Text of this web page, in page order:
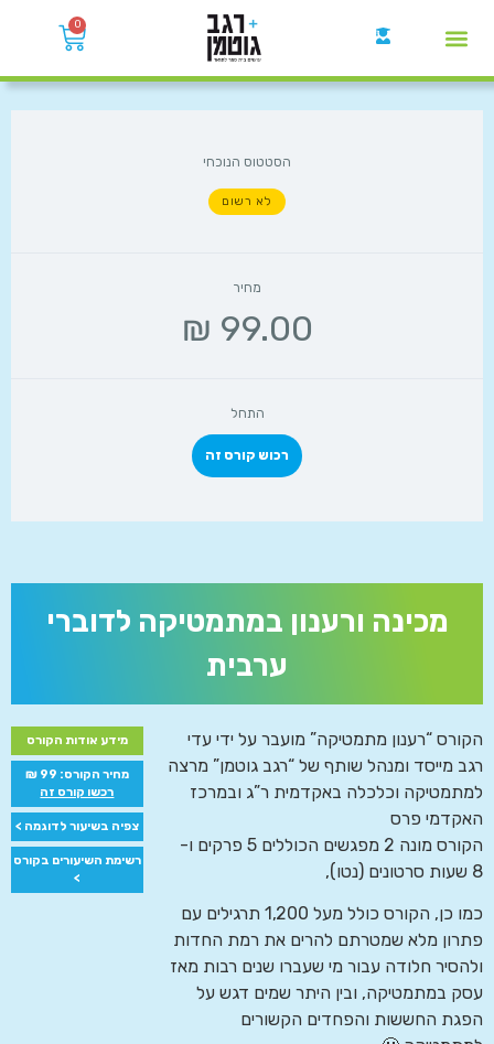
0
הסטטוס הנוכחי
לא רשום
מחיר
התחל
רכוש קורס זה
מכינה ורענון במתמטיקה לדוברי
ערבית
מידע אודות הקורס
מחיר הקורס: 99 ₪
רכשו קורס זה
צפיה בשיעור לדוגמה >
רשימת השיעורים בקורס
>
הקורס “רענון מתמטיקה” מועבר על ידי עדי
רגב מייסד ומנהל שותף של “רגב גוטמן” מרצה
למתמטיקה וכלכלה באקדמית ר”ג ובמרכז
האקדמי פרס
הקורס מונה 2 מפגשים הכוללים 5 פרקים ו-
8 שעות סרטונים (נטו),
כמו כן, הקורס כולל מעל 1,200 תרגילים עם
פתרון מלא שמטרתם להרים את רמת החדות
ולהסיר חלודה עבור מי שעברו שנים רבות מאז
עסק במתמטיקה, ובין היתר שמים דגש על
הפגת החששות והפחדים הקשורים